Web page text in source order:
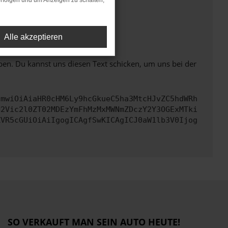
unterstützt werden.
Du kannst uns diesen Text schicken, um uns bei der
SO VERKAUFT MAN SEIN AUTO HEUTE!
Alle akzeptieren